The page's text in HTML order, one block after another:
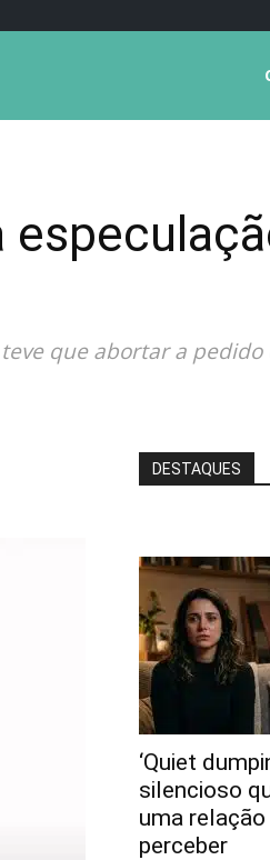
que abortar a
DESTAQUES
‘Quiet
silencioso
uma
perceber